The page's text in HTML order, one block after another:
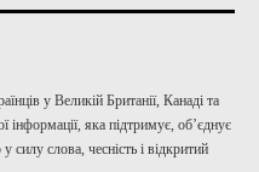
у Великій Британії, Канаді та
яка підтримує, об’єднує
силу слова, чесність і відкритий